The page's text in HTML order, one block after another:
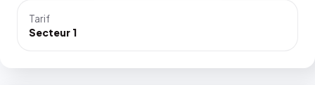
Tarif
Secteur 1